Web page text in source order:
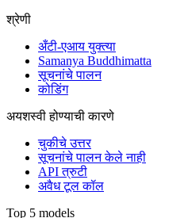
श्रेणी
अँटी-एआय युक्त्या
Samanya Buddhimatta
सूचनांचे पालन
कोडिंग
अयशस्वी होण्याची कारणे
चुकीचे उत्तर
सूचनांचे पालन केले नाही
API त्रुटी
अवैध टूल कॉल
Top 5 models